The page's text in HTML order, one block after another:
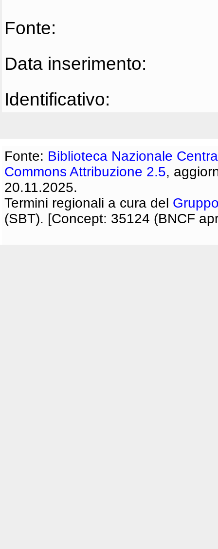
Fonte:
Data inserimento:
Identificativo:
Fonte: Biblioteca Nazionale
Commons Attribuzione 2.5,
20.11.2025.
Termini regionali a cura del
(SBT). [Concept: 35124 (BNCF